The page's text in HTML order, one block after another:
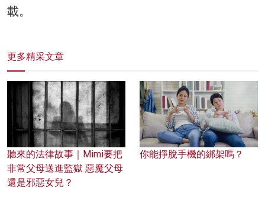
載。
更多精采文章
聽來的法律故事｜Mimi要把
非常父母送進監獄 惡魔父母
還是邪惡女兒？
你能掙脫手機的綁架嗎？